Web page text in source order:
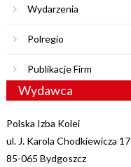
Wydarzenia
Polregio
Publikacje Firm
Wydawca
Polska Izba Kolei
ul. J. Karola Chodkiewicza 17
85-065 Bydgoszcz